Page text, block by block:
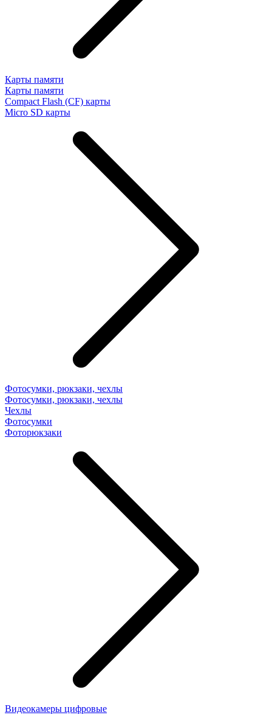
Карты памяти
Карты памяти
Compact Flash (CF) карты
Micro SD карты
Фотосумки, рюкзаки, чехлы
Фотосумки, рюкзаки, чехлы
Чехлы
Фотосумки
Фоторюкзаки
Видеокамеры цифровые